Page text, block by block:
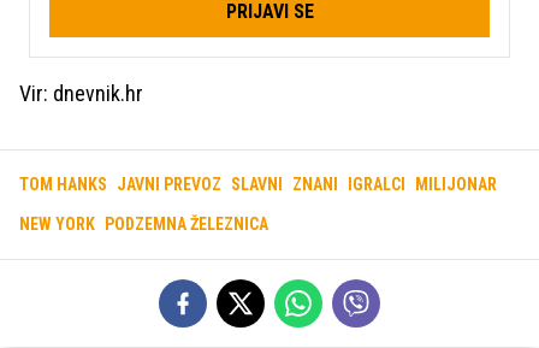
PRIJAVI SE
Vir: dnevnik.hr
TOM HANKS JAVNI PREVOZ SLAVNI ZNANI IGRALCI MILIJONAR
NEW YORK PODZEMNA ŽELEZNICA